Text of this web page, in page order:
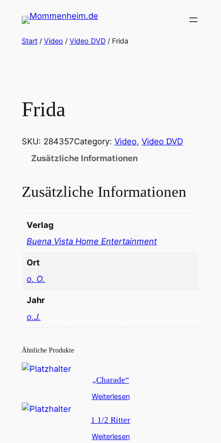
Inhalt
springen
Start/ Video / Video DVD/ Frida
Frida
SKU: 284357Category: Video, Video DVD
Zusätzliche Informationen
Zusätzliche Informationen
Verlag
Buena Vista Home Entertainment
Ort
o. O.
Jahr
o.J.
Ähnliche Produkte
„Charade“
Weiterlesen
1 1/2 Ritter
Weiterlesen